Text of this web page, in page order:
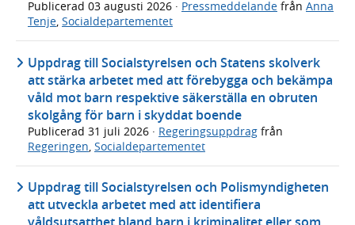
Publicerad 03 augusti 2026 · Pressmeddelande från Anna
Tenje, Socialdepartementet
Uppdrag till Socialstyrelsen och Statens skolverk
att stärka arbetet med att förebygga och bekämpa
våld mot barn respektive säkerställa en obruten
skolgång för barn i skyddat boende
Publicerad 31 juli 2026 · Regeringsuppdrag från
Regeringen Socialdepartementet
Uppdrag till Socialstyrelsen och Polismyndigheten
att utveckla arbetet med att identifiera